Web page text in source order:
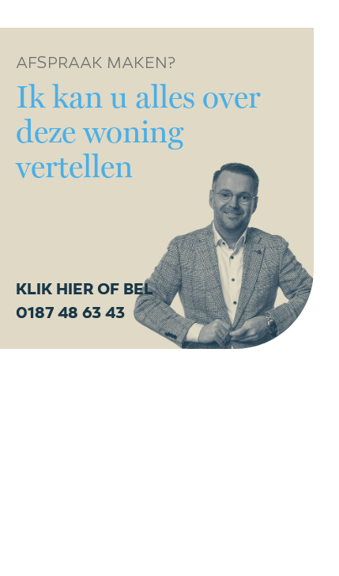
AFSPRAAK MAKEN?
Ik kan u alles over
deze woning
vertellen
KLIK HIER OF BEL
0187 48 63 43